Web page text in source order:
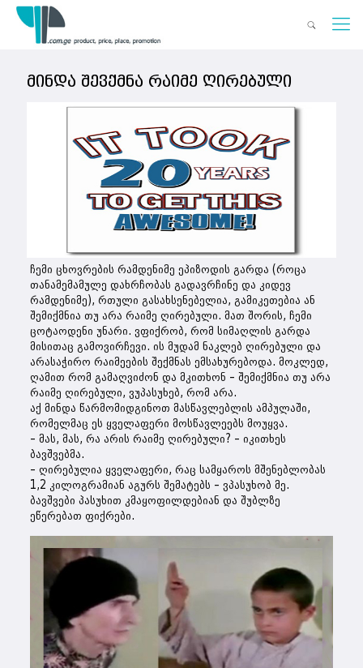
მინდა შევქმნა რაიმე ღირებული
ჩემი ცხოვრების რამდენიმე ეპიზოდის გარდა (როცა
თანამემამულე დახრჩობას გადავრჩინე და კიდევ
რამდენიმე), რთული გასახსენებელია, გამიკეთებია ან
შემიქმნია თუ არა რაიმე ღირებული. მათ შორის, ჩემი
ცოტაოდენი უნარი. ვფიქრობ, რომ სიმაღლის გარდა
მისითაც გამოვირჩევი. ის მუდამ ნაკლებ ღირებული და
არასაჭირო რაიმეების შექმნას ემსახურებოდა. მოკლედ,
ღამით რომ გამაღვიძონ და მკითხონ – შემიქმნია თუ არა
რაიმე ღირებული, ვუპასუხებ, რომ არა.
აქ მინდა წარმომიდგინოთ მასწავლებლის ამპულაში,
რომელმაც ეს ყველაფერი მოსწავლეებს მოუყვა.
– მას, მას, რა არის რაიმე ღირებული? – იკითხეს
ბავშვებმა.
– ღირებულია ყველაფერი, რაც სამყაროს მშენებლობას
1,2 კილოგრამიან აგურს შემატებს – ვპასუხობ მე.
ბავშვები პასუხით კმაყოფილდებიან და შუბლზე
ეწერებათ ფიქრები.